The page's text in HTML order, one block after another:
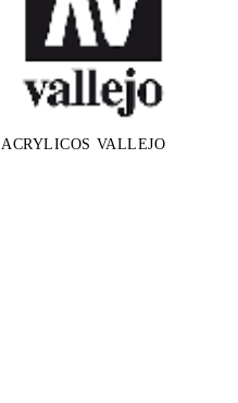
ACRYLICOS VALLEJO